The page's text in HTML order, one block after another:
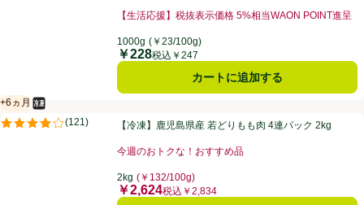
【生活応援】税抜表示価格 5%相当WAON POINT進呈
1000g (￥23/100g)
価格
￥228税込￥247
カートに追加する
【冷凍】鹿児島県産 若どりもも肉 4連パック 2kg
+6ヵ月
賞味・消費期限保証：6ヵ月
冷凍食品
(121)
評価は121件のレビューで5点中3.9点。【冷凍】鹿児島県産 若どりもも肉 4連パック 2kg
今週のおトクな！おすすめ品
2kg (￥132/100g)
価格
￥2,624税込￥2,834